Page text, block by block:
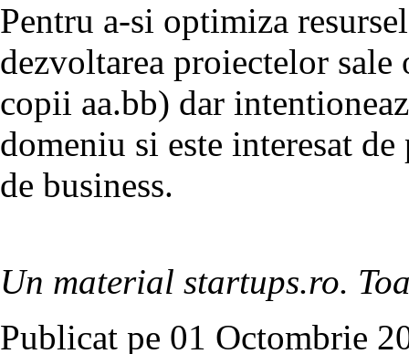
Pentru a-si optimiza
dezvoltarea proiectelor
copii aa.bb) dar
domeniu si este interesat
de business.
Un material startups.ro.
Publicat pe 01 Octombrie